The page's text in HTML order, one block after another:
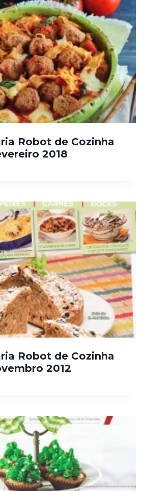
Robot de Cozinha
2018
Robot de Cozinha
2012